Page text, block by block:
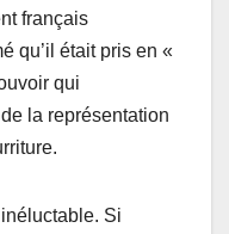
français
qu’il était pris en «
qui
la représentation
Si